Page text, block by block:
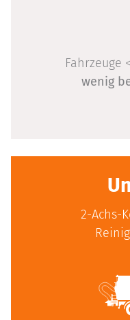
Fahrzeuge
wenig
2-Achs-